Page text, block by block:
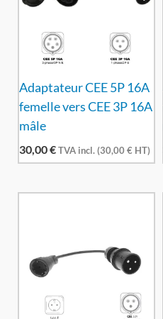
Adaptateur CEE 5P 16A
femelle vers CEE 3P 16A
mâle
30,00€TVA incl. (30,00€ HT)